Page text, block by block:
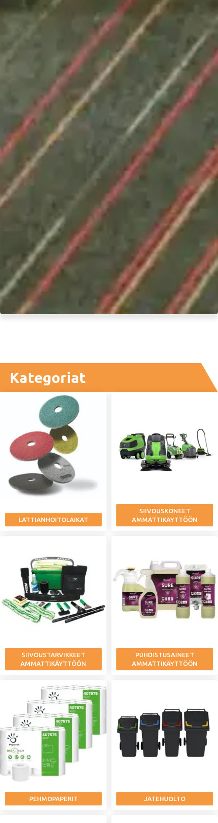
Kategoriat
LATTIANHOITOLAIKAT
SIIVOUSKONEET
AMMATTIKÄYTTÖÖN
SIIVOUSTARVIKKEET
AMMATTIKÄYTTÖÖN
PUHDISTUSAINEET
AMMATTIKÄYTTÖÖN
PEHMOPAPERIT JÄTEHUOLTO